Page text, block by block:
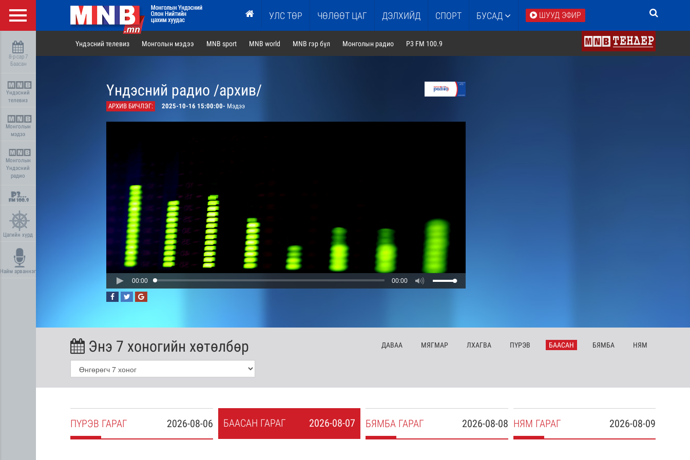
УЛС ТӨР ЧӨЛӨӨТ ЦАГ ДЭЛХИЙД СПОРТ БУСАД ШУУД ЭФИР
8-р сар 7
Баасан
Үндэсний
телевиз
Монголын
мэдээ
Монголын
Үндэсний
радио
Цагийн хүрд
Найм арваннэг
Үндэсний телевиз Монголын мэдээ MNB sport MNB world MNB гэр бүл Монголын радио P3 FM 100.9
Үндэсний радио /архив/
АРХИВ БИЧЛЭГ: 2025-10-16 15:00:00- Мэдээ
00:00 00:00
Энэ 7 хоногийн хөтөлбөр ДАВАА МЯГМАР ЛХАГВА ПҮРЭВ БААСАН БЯМБА НЯМ
2026-08-06
ПҮРЭВ ГАРАГ 2026-08-07
БААСАН ГАРАГ 2026-08-08
БЯМБА ГАРАГ 2026-08-09
НЯМ ГАРАГ